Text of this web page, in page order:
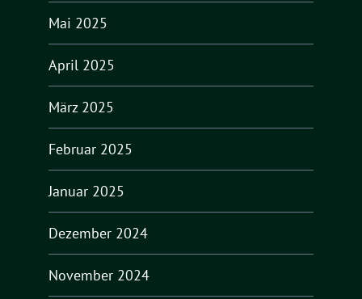
Mai 2025
April 2025
März 2025
Februar 2025
Januar 2025
Dezember 2024
November 2024